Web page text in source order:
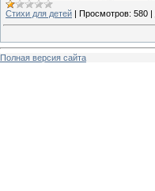
Стихи для детей | Просмотров: 580 |
Полная версия сайта